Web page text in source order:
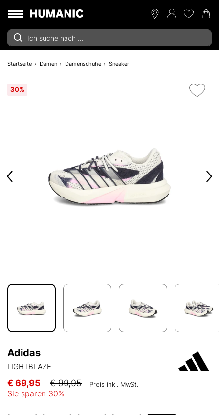
Startseite Damen Damenschuhe Sneaker
30%
Adidas
LIGHTBLAZE
€ 69,95 € 99,95 Preis inkl. MwSt.
Sie sparen 30%